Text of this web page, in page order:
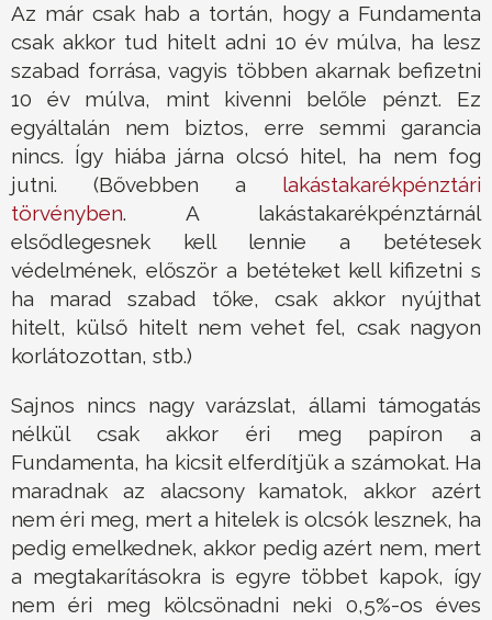
Az már csak hab a tortán, hogy a Fundamenta
csak akkor tud hitelt adni 10 év múlva, ha lesz
szabad forrása, vagyis többen akarnak befizetni
10 év múlva, mint kivenni belőle pénzt. Ez
egyáltalán nem biztos, erre semmi garancia
nincs. Így hiába járna olcsó hitel, ha nem fog
jutni. (Bővebben a lakástakarékpénztári
törvényben. A lakástakarékpénztárnál
elsődlegesnek kell lennie a betétesek
védelmének, először a betéteket kell kifizetni s
ha marad szabad tőke, csak akkor nyújthat
hitelt, külső hitelt nem vehet fel, csak nagyon
korlátozottan, stb.)
Sajnos nincs nagy varázslat, állami támogatás
nélkül csak akkor éri meg papíron a
Fundamenta, ha kicsit elferdítjük a számokat. Ha
maradnak az alacsony kamatok, akkor azért
nem éri meg, mert a hitelek is olcsók lesznek, ha
pedig emelkednek, akkor pedig azért nem, mert
a megtakarításokra is egyre többet kapok, így
nem éri meg kölcsönadni neki 0,5%-os éves